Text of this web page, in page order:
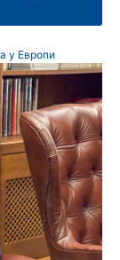
у Европи